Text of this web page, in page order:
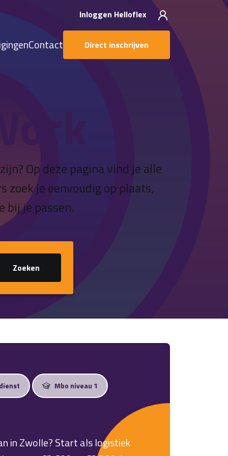
Inloggen Helloflex
Contact Direct inschrijven
Op deze pagina vind je alle
zoek je eenvoudig op plaats,
bij je passen.
Zoeken
Mbo niveau 1
in Zwolle? Start als logistiek